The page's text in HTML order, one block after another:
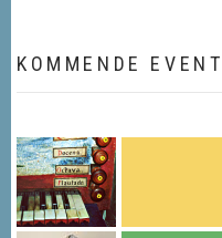
KOMMENDE